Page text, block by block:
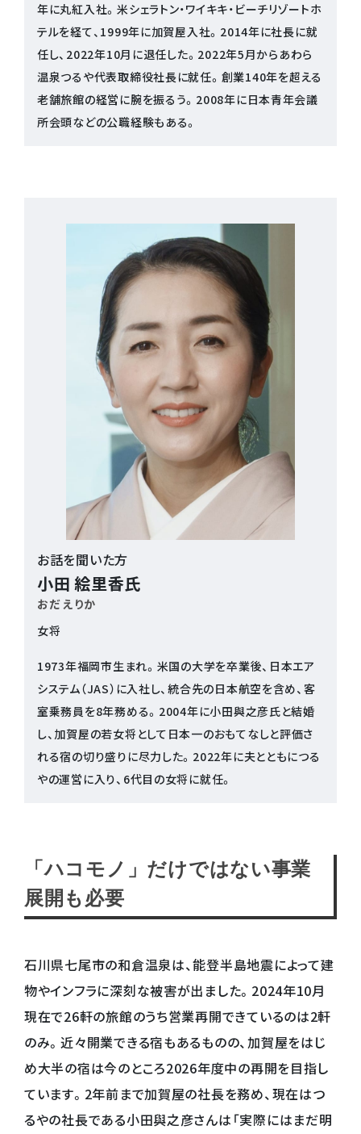
年に丸紅入社。米シェラトン・ワイキキ・ビーチリゾートホ
テルを経て、1999年に加賀屋入社。2014年に社長に就
任し、2022年10月に退任した。2022年5月からあわら
温泉つるや代表取締役社長に就任。創業140年を超える
老舗旅館の経営に腕を振るう。2008年に日本青年会議
所会頭などの公職経験もある。
お話を聞いた方
小田 絵里香氏
おだ えりか
女将
1973年福岡市生まれ。米国の大学を卒業後、日本エア
システム（JAS）に入社し、統合先の日本航空を含め、客
室乗務員を8年務める。2004年に小田與之彦氏と結婚
し、加賀屋の若女将として日本一のおもてなしと評価さ
れる宿の切り盛りに尽力した。2022年に夫とともにつる
やの運営に入り、6代目の女将に就任。
「ハコモノ」だけではない事業
展開も必要
石川県七尾市の和倉温泉は、能登半島地震によって建
物やインフラに深刻な被害が出ました。2024年10月
現在で26軒の旅館のうち営業再開できているのは2軒
のみ。近々開業できる宿もあるものの、加賀屋をはじ
め大半の宿は今のところ2026年度中の再開を目指し
ています。2年前まで加賀屋の社長を務め、現在はつ
るやの社長である小田與之彦さんは「実際にはまだ明